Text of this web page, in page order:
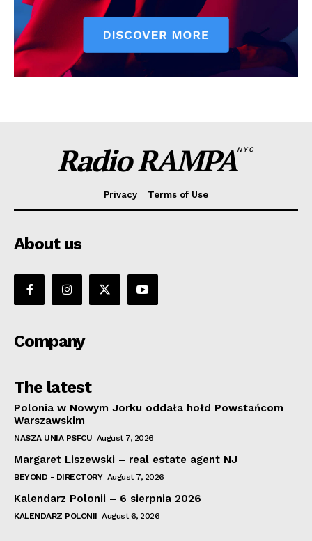
Radio RAMPANYC
Privacy Terms of Use
About us
Company
The latest
Polonia w Nowym Jorku oddała hołd Powstańcom
Warszawskim
NASZA UNIA PSFCU August 7, 2026
Margaret Liszewski – real estate agent NJ
BEYOND - DIRECTORY August 7, 2026
Kalendarz Polonii – 6 sierpnia 2026
KALENDARZ POLONII August 6, 2026